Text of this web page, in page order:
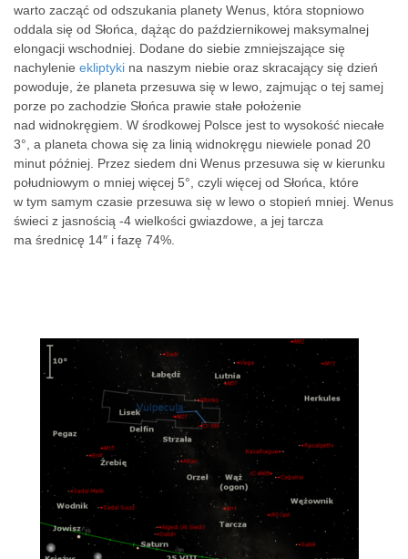
warto zacząć od odszukania planety Wenus, która stopniowo
oddala się od Słońca, dążąc do październikowej maksymalnej
elongacji wschodniej. Dodane do siebie zmniejszające się
nachylenie ekliptyki na naszym niebie oraz skracający się dzień
powoduje, że planeta przesuwa się w lewo, zajmując o tej samej
porze po zachodzie Słońca prawie stałe położenie
nad widnokręgiem. W środkowej Polsce jest to wysokość niecałe
3°, a planeta chowa się za linią widnokręgu niewiele ponad 20
minut później. Przez siedem dni Wenus przesuwa się w kierunku
południowym o mniej więcej 5°, czyli więcej od Słońca, które
w tym samym czasie przesuwa się w lewo o stopień mniej. Wenus
świeci z jasnością -4 wielkości gwiazdowe, a jej tarcza
ma średnicę 14″ i fazę 74%.